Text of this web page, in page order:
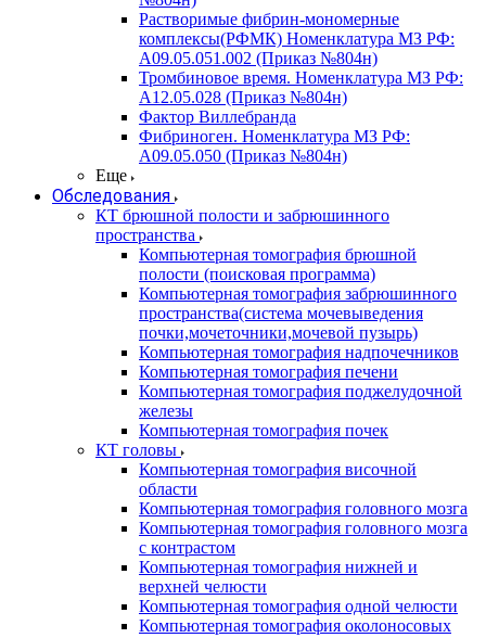
Растворимые фибрин-мономерные
комплексы(РФМК) Номенклатура МЗ РФ:
A09.05.051.002 (Приказ №804н)
Тромбиновое время. Номенклатура МЗ РФ:
A12.05.028 (Приказ №804н)
Фактор Виллебранда
Фибриноген. Номенклатура МЗ РФ:
A09.05.050 (Приказ №804н)
Еще
Обследования
КТ брюшной полости и забрюшинного
пространства
Компьютерная томография брюшной
полости (поисковая программа)
Компьютерная томография забрюшинного
пространства(система мочевыведения
почки,мочеточники,мочевой пузырь)
Компьютерная томография надпочечников
Компьютерная томография печени
Компьютерная томография поджелудочной
железы
Компьютерная томография почек
КТ головы
Компьютерная томография височной
области
Компьютерная томография головного мозга
Компьютерная томография головного мозга
с контрастом
Компьютерная томография нижней и
верхней челюсти
Компьютерная томография одной челюсти
Компьютерная томография околоносовых